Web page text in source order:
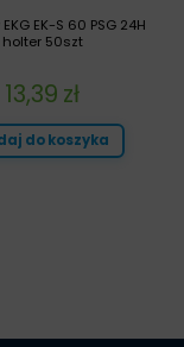
EK-S 60 PSG 24H
holter 50szt
13,39 zł
do koszyka